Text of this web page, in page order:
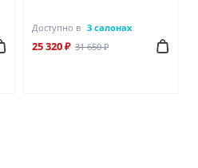
Доступно в 3 салонах
25 320 ₽ 31 650 ₽